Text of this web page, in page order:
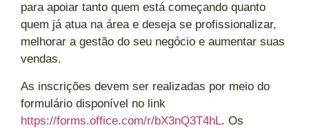
para apoiar tanto quem está começando quanto
quem já atua na área e deseja se profissionalizar,
melhorar a gestão do seu negócio e aumentar suas
vendas.
As inscrições devem ser realizadas por meio do
formulário disponível no link
https://forms.office.com/r/bX3nQ3T4hL. Os